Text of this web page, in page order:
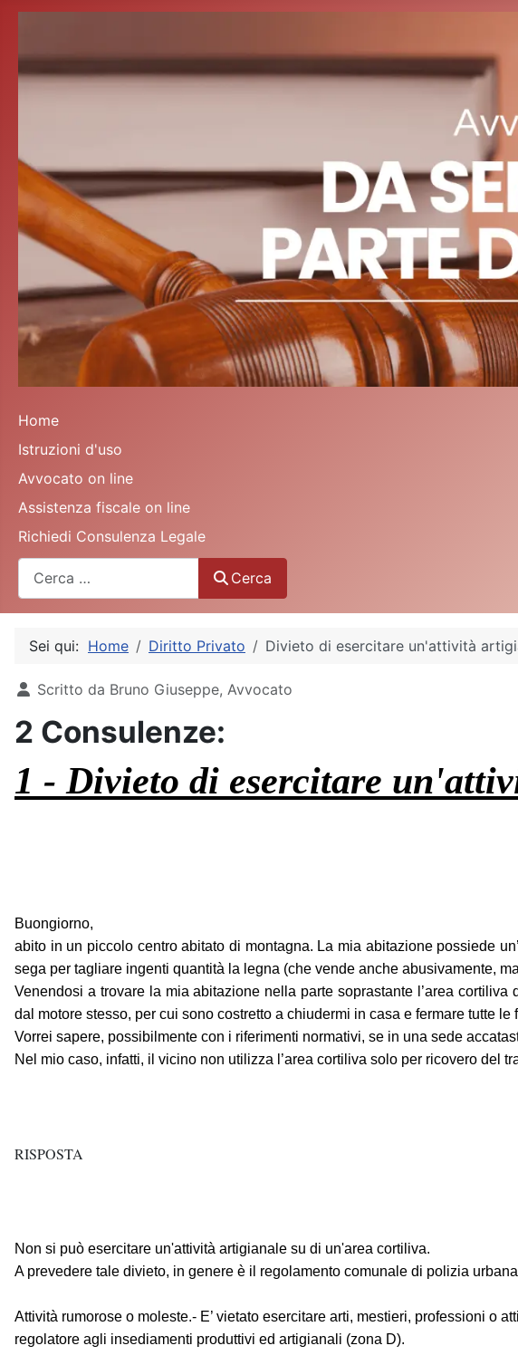
Home
Istruzioni d'uso
Avvocato on line
Assistenza fiscale on line
Richiedi Consulenza Legale
Cerca
Sei qui: Home Diritto Privato Divieto di esercitare un'attività
Dettagli
Scritto da Bruno Giuseppe, Avvocato
2 Consulenze:
1 - Divieto di esercitare
Buongiorno,
abito in un piccolo centro abitato di montagna. La mia abitazione possiede
sega per tagliare ingenti quantità la legna (che vende anche abusivamente,
Venendosi a trovare la mia abitazione nella parte soprastante l’area
dal motore stesso, per cui sono costretto a chiudermi in casa e fermare tutte
Vorrei sapere, possibilmente con i riferimenti normativi, se in una sede
Nel mio caso, infatti, il vicino non utilizza l’area cortiliva solo per ricovero del
RISPOSTA
Non si può esercitare un'attività artigianale su di un'area cortiliva.
A prevedere tale divieto, in genere è il regolamento comunale di polizia
Attività rumorose o moleste.- E’ vietato esercitare arti, mestieri, professioni o
regolatore agli insediamenti produttivi ed artigianali (zona D).